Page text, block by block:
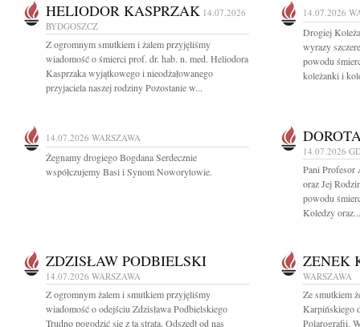
HELIODOR KASPRZAK 14.07.2026
BYDGOSZCZ
Z ogromnym smutkiem i żalem przyjęliśmy
wiadomość o śmierci prof. dr. hab. n. med. Heliodora
Kasprzaka wyjątkowego i nieodżałowanego
przyjaciela naszej rodziny Pozostanie w...
14.07.2026
Drogiej
wyrazy
powodu
koleżanki i
14.07.2026 WARSZAWA
Żegnamy drogiego Bogdana Serdecznie
współczujemy Basi i Synom Noworytowie.
14.07.2026
Pani Profesor
oraz Jej
powodu
Koledzy oraz...
ZDZISŁAW PODBIELSKI
14.07.2026 WARSZAWA
Z ogromnym żalem i smutkiem przyjęliśmy
wiadomość o odejściu Zdzisława Podbielskiego
Trudno pogodzić się z tą stratą. Odszedł od nas
ZENEK
WARSZAWA
Ze smutkiem
Karpińskiego
Polarografii.